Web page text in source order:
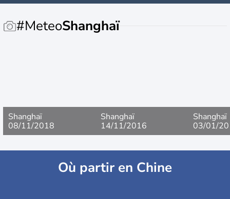
#MeteoShanghaï
Shanghaï
08/11/2018
Shanghaï
14/11/2016
Shanghaï
03/01/
Où partir en Chine